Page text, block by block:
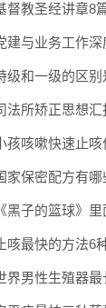
督教圣经讲章8
建与业务工作
级和一级的区
法所矫正思想汇
孩咳嗽快速止
家保密配方有哪
咳最快的方法6
界男性生殖器